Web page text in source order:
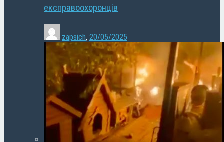
експравоохоронців
zapsich, 20/05/2025